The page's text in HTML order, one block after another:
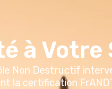
à Votre
Non Destructif
la certification